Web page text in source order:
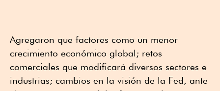
Agregaron que factores como un menor
crecimiento económico global; retos
comerciales que modificará diversos sectores e
industrias; cambios en la visión de la Fed, ante